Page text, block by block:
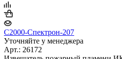
С2000-Спектрон-207
Уточняйте у менеджера
Арт.: 26172